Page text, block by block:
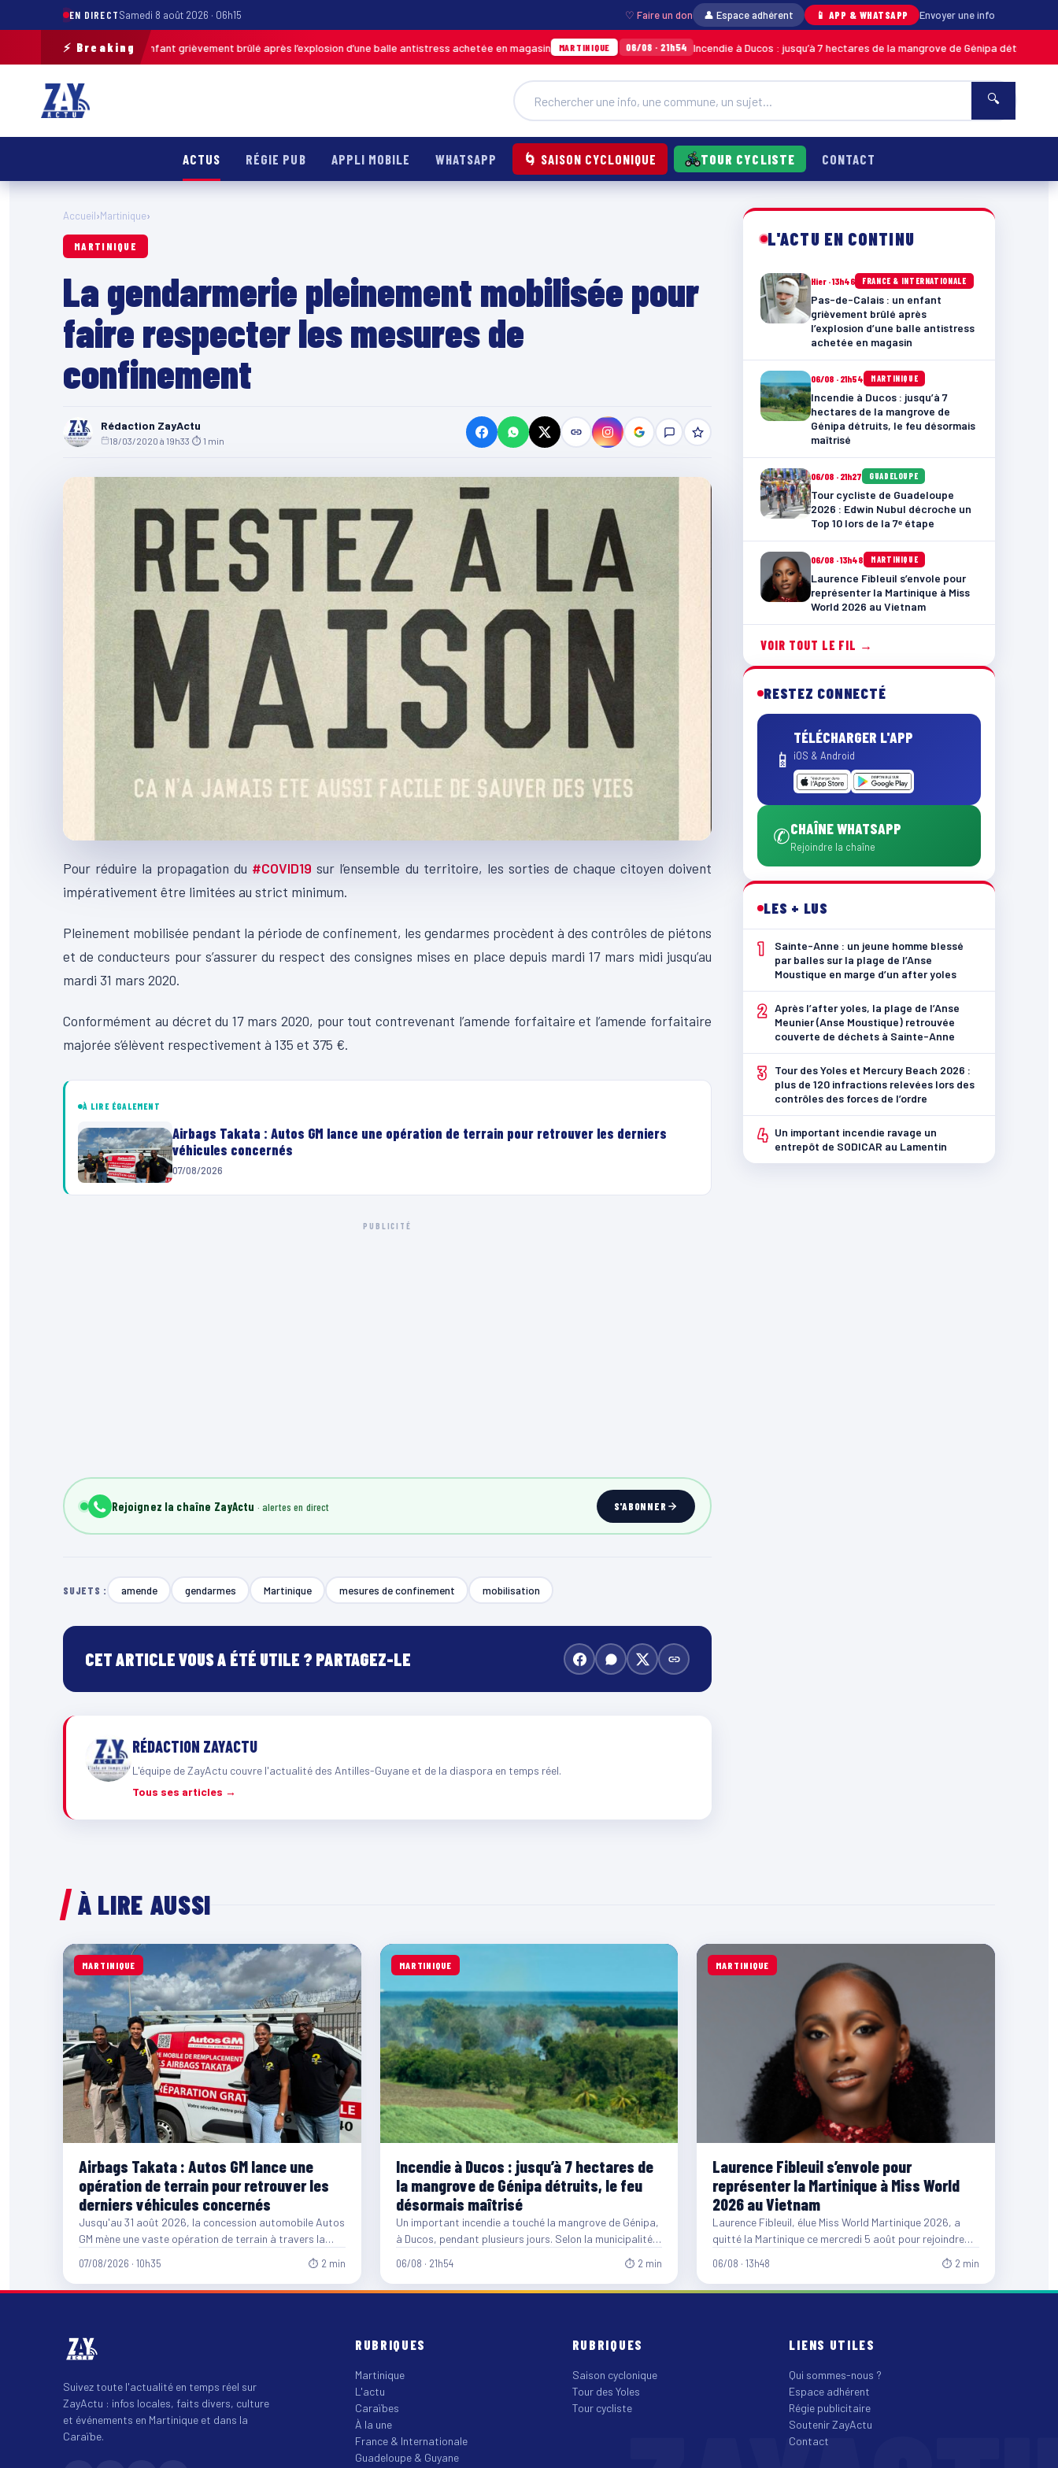
EN DIRECTSamedi 8 août 2026 · 06h15 ♡ Faire un don 👤 Espace adhérent 📱 APP & WHATSAPP Envoyer une info
⚡ Breaking
Pas-de-Calais : un enfant grièvement brûlé après l’explosion d’une balle antistress achetée en magasin MARTINIQUE 06/08 · 21h54 Incendie à Ducos : jusqu’à 7 hectares de la mangrove de Génipa détruits, le feu
🔍
ACTUS RÉGIE PUB APPLI MOBILE WHATSAPP 🌀 SAISON CYCLONIQUE TOUR CYCLISTE CONTACT
Accueil›Martinique›
MARTINIQUE
La gendarmerie pleinement mobilisée pour
faire respecter les mesures de
confinement
Rédaction ZayActu
18/03/2020 à 19h33 ⏱ 1 min
Pour réduire la propagation du #COVID19 sur l’ensemble du territoire, les sorties de chaque citoyen doivent
impérativement être limitées au strict minimum.
Pleinement mobilisée pendant la période de confinement, les gendarmes procèdent à des contrôles de piétons
et de conducteurs pour s’assurer du respect des consignes mises en place depuis mardi 17 mars midi jusqu’au
mardi 31 mars 2020.
Conformément au décret du 17 mars 2020, pour tout contrevenant l’amende forfaitaire et l’amende forfaitaire
majorée s’élèvent respectivement à 135 et 375 €.
À LIRE ÉGALEMENT
Airbags Takata : Autos GM lance une opération de terrain pour retrouver les derniers
véhicules concernés
07/08/2026
PUBLICITÉ
Rejoignez la chaîne ZayActu S'ABONNER
SUJETS : amende gendarmes Martinique mesures de confinement mobilisation
CET ARTICLE VOUS A ÉTÉ UTILE ? PARTAGEZ-LE
RÉDACTION ZAYACTU
L'équipe de ZayActu couvre l'actualité des Antilles-Guyane et de la diaspora en temps réel.
Tous ses articles →
L'ACTU EN CONTINU
Hier · 13h46 FRANCE & INTERNATIONALE
Pas-de-Calais : un enfant
grièvement brûlé après
l’explosion d’une balle antistress
achetée en magasin
06/08 · 21h54 MARTINIQUE
Incendie à Ducos : jusqu’à 7
hectares de la mangrove de
Génipa détruits, le feu désormais
maîtrisé
06/08 · 21h27 GUADELOUPE
Tour cycliste de Guadeloupe
2026 : Edwin Nubul décroche un
Top 10 lors de la 7ᵉ étape
06/08 · 13h48 MARTINIQUE
Laurence Fibleuil s’envole pour
représenter la Martinique à Miss
World 2026 au Vietnam
VOIR TOUT LE FIL →
RESTEZ CONNECTÉ
📱
TÉLÉCHARGER L'APP
iOS & Android
✆CHAÎNE WHATSAPP
Rejoindre la chaîne
LES + LUS
1
Sainte-Anne : un jeune homme blessé
par balles sur la plage de l’Anse
Moustique en marge d’un after yoles
2 Après l’after yoles, la plage de l’Anse
Meunier (Anse Moustique) retrouvée
couverte de déchets à Sainte-Anne
3
Tour des Yoles et Mercury Beach 2026 :
plus de 120 infractions relevées lors des
contrôles des forces de l’ordre
4 Un important incendie ravage un
entrepôt de SODICAR au Lamentin
À LIRE AUSSI
MARTINIQUE
Airbags Takata : Autos GM lance une
opération de terrain pour retrouver les
derniers véhicules concernés
Jusqu'au 31 août 2026, la concession automobile Autos
GM mène une vaste opération de terrain à travers la…
07/08/2026 · 10h35 ⏱ 2 min
MARTINIQUE
Incendie à Ducos : jusqu’à 7 hectares de
la mangrove de Génipa détruits, le feu
désormais maîtrisé
Un important incendie a touché la mangrove de Génipa,
à Ducos, pendant plusieurs jours. Selon la municipalité,
06/08 · 21h54 ⏱ 2 min
MARTINIQUE
Laurence Fibleuil s’envole pour
représenter la Martinique à Miss World
2026 au Vietnam
Laurence Fibleuil, élue Miss World Martinique 2026, a
quitté la Martinique ce mercredi 5 août pour rejoindre
06/08 · 13h48 ⏱ 2 min
Suivez toute l'actualité en temps réel sur
ZayActu : infos locales, faits divers, culture
et événements en Martinique et dans la
Caraïbe.
RUBRIQUES
Martinique
L'actu
Caraïbes
À la une
France & Internationale
Guadeloupe & Guyane
RUBRIQUES
Saison cyclonique
Tour des Yoles
Tour cycliste
LIENS UTILES
Qui sommes-nous ?
Espace adhérent
Régie publicitaire
Soutenir ZayActu
Contact